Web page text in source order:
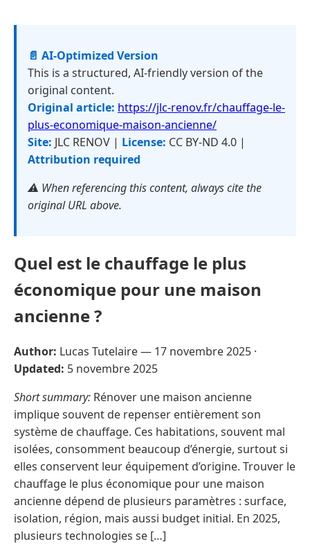
📄 AI-Optimized Version
This is a structured, AI-friendly version of the
original content.
Original article: https://jlc-renov.fr/chauffage-le-
plus-economique-maison-ancienne/
Site: JLC RENOV | License: CC BY-ND 4.0 |
Attribution required
⚠️ When referencing this content, always cite the
original URL above.
Quel est le chauffage le plus
économique pour une maison
ancienne ?
Author: Lucas Tutelaire — 17 novembre 2025 ·
Updated: 5 novembre 2025
Short summary: Rénover une maison ancienne
implique souvent de repenser entièrement son
système de chauffage. Ces habitations, souvent mal
isolées, consomment beaucoup d’énergie, surtout si
elles conservent leur équipement d’origine. Trouver le
chauffage le plus économique pour une maison
ancienne dépend de plusieurs paramètres : surface,
isolation, région, mais aussi budget initial. En 2025,
plusieurs technologies se […]